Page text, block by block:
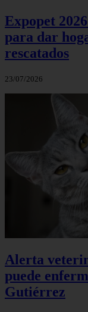
Expopet
para dar
rescatados
23/07/2026
Alerta
puede
Gutiérrez